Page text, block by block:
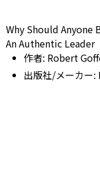
Why Should Anyone
An Authentic Leader
作者: Robert
出版社/メーカー: